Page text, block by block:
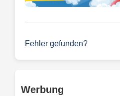
Fehler gefunden?
Werbung